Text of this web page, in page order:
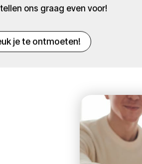
ons graag even voor!
je te ontmoeten!